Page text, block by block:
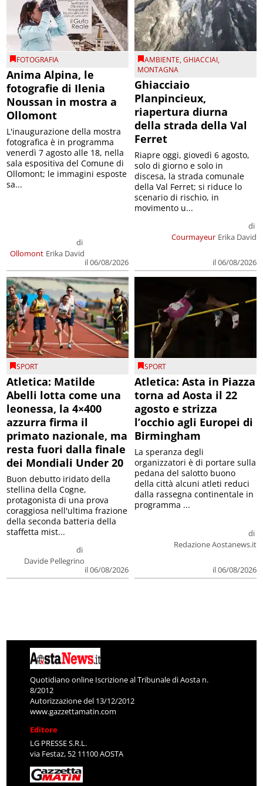
FOTOGRAFIA
Anima Alpina, le
fotografie di Ilenia
Noussan in mostra a
Ollomont
Ollomont
di
Erika David
il 06/08/2026
L'inaugurazione della mostra
fotografica è in programma
venerdì 7 agosto alle 18, nella
sala espositiva del Comune di
Ollomont; le immagini esposte
sa...
AMBIENTE,GHIACCIAI,
MONTAGNA
Ghiacciaio
Planpincieux,
riapertura diurna
della strada della Val
Ferret
Courmayeur
di
Erika David
il 06/08/2026
Riapre oggi, giovedì 6 agosto,
solo di giorno e solo in
discesa, la strada comunale
della Val Ferret; si riduce lo
scenario di rischio, in
movimento u...
SPORT
Atletica: Matilde
Abelli lotta come una
leonessa, la 4×400
azzurra firma il
primato nazionale, ma
resta fuori dalla finale
dei Mondiali Under 20
di
Davide Pellegrino
il 06/08/2026
Buon debutto iridato della
stellina della Cogne,
protagonista di una prova
coraggiosa nell'ultima frazione
della seconda batteria della
staffetta mist...
SPORT
Atletica: Asta in Piazza
torna ad Aosta il 22
agosto e strizza
l’occhio agli Europei di
Birmingham
di
Redazione Aostanews.it
il 06/08/2026
La speranza degli
organizzatori è di portare sulla
pedana del salotto buono
della città alcuni atleti reduci
dalla rassegna continentale in
programma ...
Quotidiano online Iscrizione al Tribunale di Aosta n.
8/2012
Autorizzazione del 13/12/2012
www.gazzettamatin.com
Editore
LG PRESSE S.R.L.
via Festaz, 52 11100 AOSTA